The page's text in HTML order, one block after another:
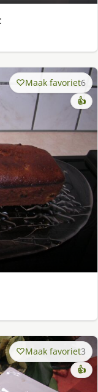
Maak favoriet6
👍
Maak favoriet3
👍